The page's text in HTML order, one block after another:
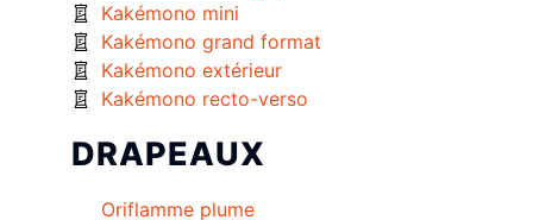
Kakémono mini
Kakémono grand format
Kakémono extérieur
Kakémono recto-verso
DRAPEAUX
Oriflamme plume